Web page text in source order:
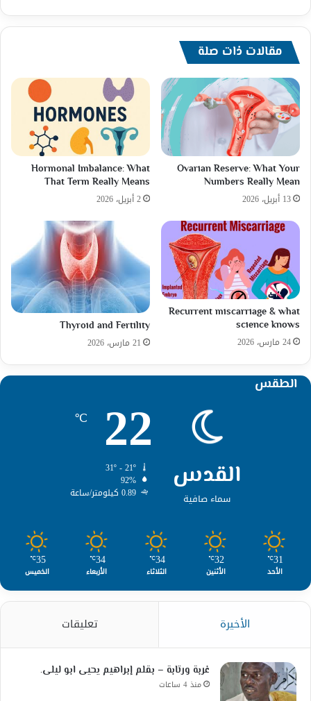
مقالات ذات صلة
Ovarian Reserve: What Your
Numbers Really Mean
13 أبريل، 2026
Hormonal Imbalance: What
That Term Really Means
2 أبريل، 2026
Recurrent miscarriage & what
science knows
24 مارس، 2026
Thyroid and Fertility
21 مارس، 2026
الطقس
القدس
سماء صافية
22
℃
92%
0.89 كيلومتر/ساعة
31
℃
الأحد
32
℃
الأثنين
34
℃
الثلاثاء
34
℃
الأربعاء
35
℃
الخميس
الأخيرة تعليقات
غربة ورتابة – بقلم إبراهيم يحيى ابو ليلى.
منذ 4 ساعات